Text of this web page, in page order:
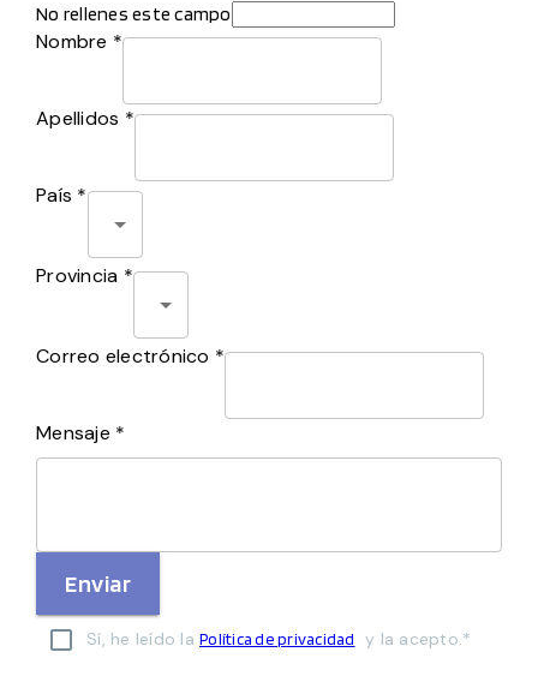
No rellenes este campo
Nombre *
Apellidos *
País *
Provincia *
Correo electrónico *
Mensaje *
Enviar
Sí, he leído la Política de privacidad y la acepto.*